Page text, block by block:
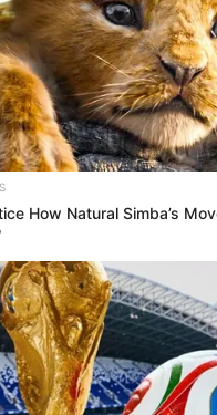
15 Taboos
Brainberries